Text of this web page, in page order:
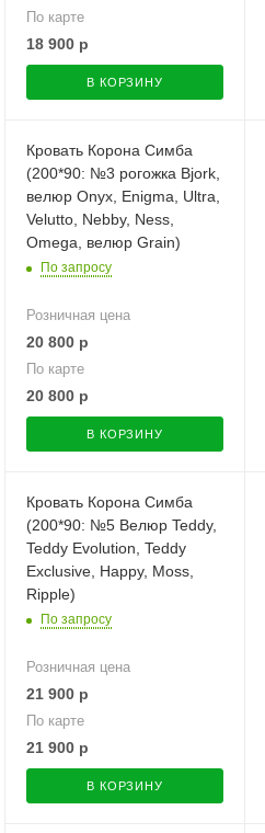
По карте
18 900 р
В КОРЗИНУ
Кровать Корона Симба
(200*90: №3 рогожка Bjork,
велюр Onyx, Enigma, Ultra,
Velutto, Nebby, Ness,
Omega, велюр Grain)
По запросу
Розничная цена
20 800 р
По карте
20 800 р
В КОРЗИНУ
Кровать Корона Симба
(200*90: №5 Велюр Teddy,
Teddy Evolution, Teddy
Exclusive, Happy, Moss,
Ripple)
По запросу
Розничная цена
21 900 р
По карте
21 900 р
В КОРЗИНУ